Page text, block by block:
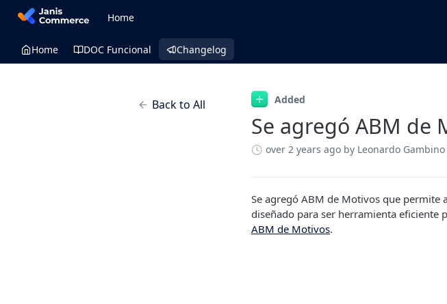
Home
Home DOC Funcional Changelog
Back to All Added
Se agregó ABM de
over 2 years ago by Leonardo Gambino
Se agregó ABM de Motivos que permite
diseñado para ser herramienta eficiente
ABM de Motivos.